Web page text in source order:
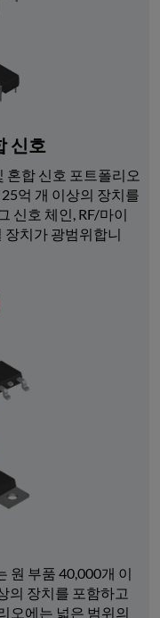
신호
혼합 신호 포트폴리오
억 개 이상의 장치를
신호 체인, RF/마이
장치가 광범위합니
원 부품 40,000개 이
의 장치를 포함하고
오에는 넓은 범위의